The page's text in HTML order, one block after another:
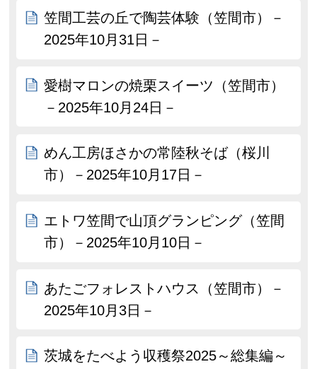
笠間工芸の丘で陶芸体験（笠間市）－
2025年10月31日－
愛樹マロンの焼栗スイーツ（笠間市）
－2025年10月24日－
めん工房ほさかの常陸秋そば（桜川
市）－2025年10月17日－
エトワ笠間で山頂グランピング（笠間
市）－2025年10月10日－
あたごフォレストハウス（笠間市）－
2025年10月3日－
茨城をたべよう収穫祭2025～総集編～